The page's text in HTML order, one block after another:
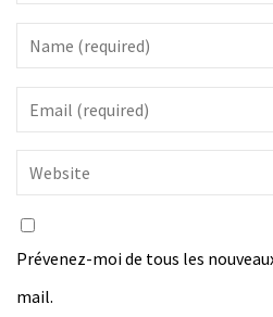
Prévenez-moi de tous les
mail.